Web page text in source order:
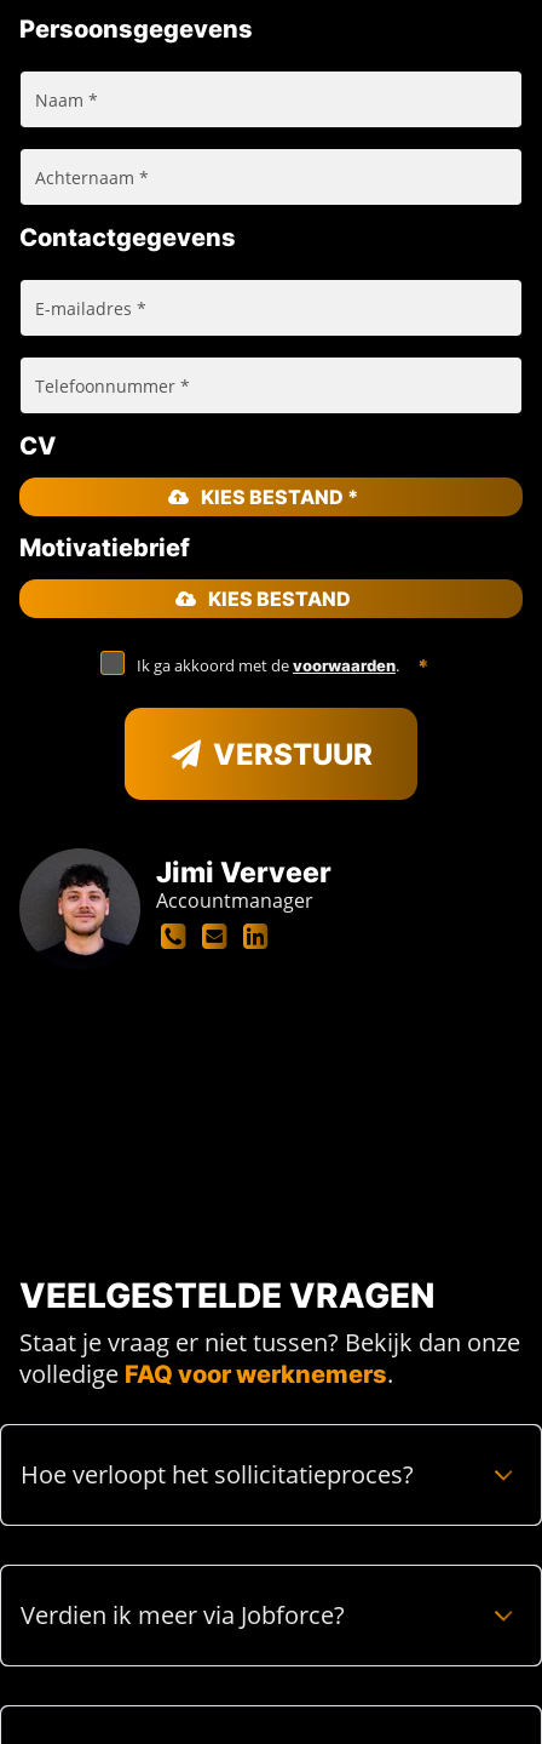
Jimi Verveer
Accountmanager
Persoonsgegevens
Contactgegevens
CV
KIES BESTAND *
Motivatiebrief
KIES BESTAND
Ik ga akkoord met devoorwaarden.
VERSTUUR
VEELGESTELDE VRAGEN
Staat je vraag er niet tussen? Bekijk dan onze
volledige FAQ voor werknemers.
Hoe verloopt het sollicitatieproces?
Verdien ik meer via Jobforce?